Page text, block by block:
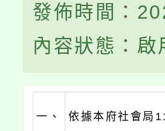
發佈時間：
內容狀態：啟
一、 依據本府社會局